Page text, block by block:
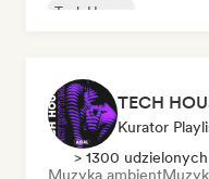
Tech House
Kurator
> 1300
Muzyka ambient